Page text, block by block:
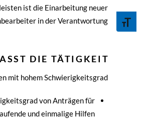
Toggle Font size
ist die Einarbeitung neuer
in der Verantwortung.
DIE TÄTIGKEIT?
mit hohem Schwierigkeitsgrad.
von Anträgen für
und einmalige Hilfen